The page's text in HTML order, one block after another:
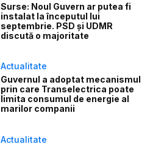
Surse: Noul Guvern ar putea fi
instalat la începutul lui
septembrie. PSD și UDMR
discută o majoritate
Actualitate
Guvernul a adoptat mecanismul
prin care Transelectrica poate
limita consumul de energie al
marilor companii
Actualitate